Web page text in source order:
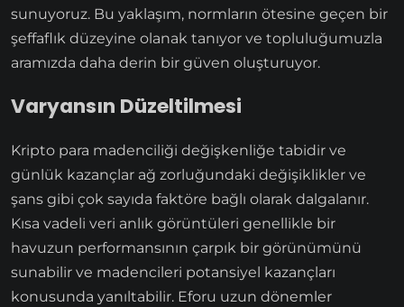
sunuyoruz. Bu yaklaşım, normların ötesine geçen bir
şeffaflık düzeyine olanak tanıyor ve topluluğumuzla
aramızda daha derin bir güven oluşturuyor.
Varyansın Düzeltilmesi
Kripto para madenciliği değişkenliğe tabidir ve
günlük kazançlar ağ zorluğundaki değişiklikler ve
şans gibi çok sayıda faktöre bağlı olarak dalgalanır.
Kısa vadeli veri anlık görüntüleri genellikle bir
havuzun performansının çarpık bir görünümünü
sunabilir ve madencileri potansiyel kazançları
konusunda yanıltabilir. Eforu uzun dönemler